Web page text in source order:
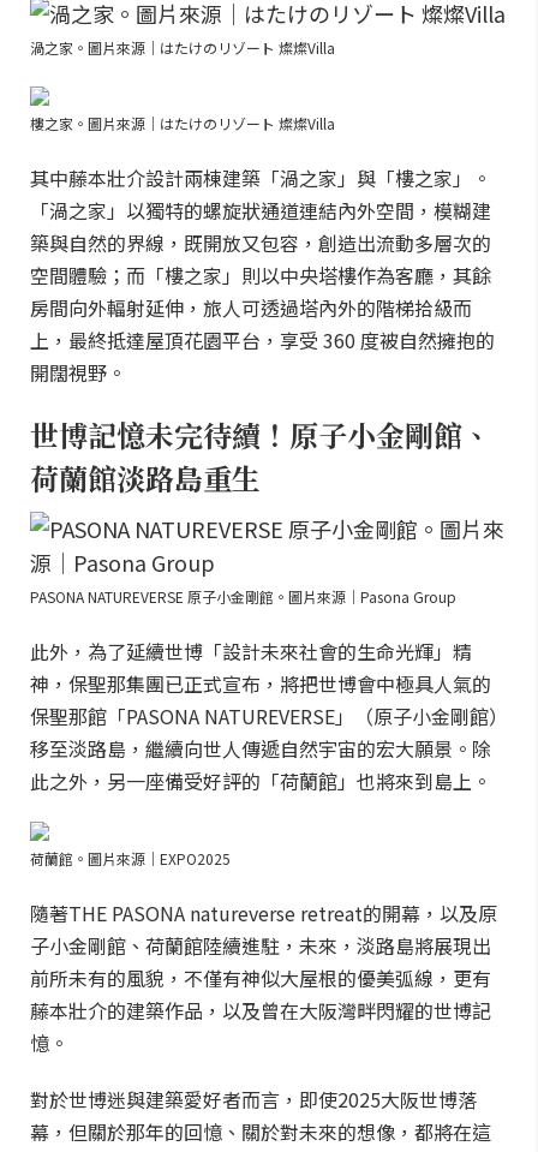
渦之家。圖片來源｜はたけのリゾート 燦燦Villa
樓之家。圖片來源｜はたけのリゾート 燦燦Villa
其中藤本壯介設計兩棟建築「渦之家」與「樓之家」。
「渦之家」以獨特的螺旋狀通道連結內外空間，模糊建
築與自然的界線，既開放又包容，創造出流動多層次的
空間體驗；而「樓之家」則以中央塔樓作為客廳，其餘
房間向外輻射延伸，旅人可透過塔內外的階梯拾級而
上，最終抵達屋頂花園平台，享受 360 度被自然擁抱的
開闊視野。
世博記憶未完待續！原子小金剛館、
荷蘭館淡路島重生
PASONA NATUREVERSE 原子小金剛館。圖片來源｜Pasona Group
此外，為了延續世博「設計未來社會的生命光輝」精
神，保聖那集團已正式宣布，將把世博會中極具人氣的
保聖那館「PASONA NATUREVERSE」（原子小金剛館）
移至淡路島，繼續向世人傳遞自然宇宙的宏大願景。除
此之外，另一座備受好評的「荷蘭館」也將來到島上。
荷蘭館。圖片來源｜EXPO2025
隨著THE PASONA natureverse retreat的開幕，以及原
子小金剛館、荷蘭館陸續進駐，未來，淡路島將展現出
前所未有的風貌，不僅有神似大屋根的優美弧線，更有
藤本壯介的建築作品，以及曾在大阪灣畔閃耀的世博記
憶。
對於世博迷與建築愛好者而言，即使2025大阪世博落
幕，但關於那年的回憶、關於對未來的想像，都將在這